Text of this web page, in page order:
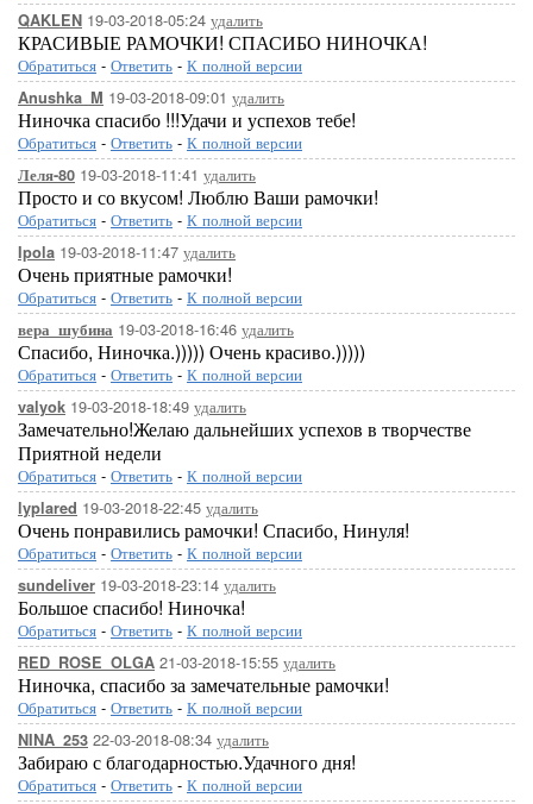
QAKLEN 19-03-2018-05:24 удалить
КРАСИВЫЕ РАМОЧКИ! СПАСИБО НИНОЧКА!
Обратиться - Ответить - К полной версии
Anushka_M 19-03-2018-09:01 удалить
Ниночка спасибо !!!Удачи и успехов тебе!
Обратиться - Ответить - К полной версии
Леля-80 19-03-2018-11:41 удалить
Просто и со вкусом! Люблю Ваши рамочки!
Обратиться - Ответить - К полной версии
Ipola 19-03-2018-11:47 удалить
Очень приятные рамочки!
Обратиться - Ответить - К полной версии
вера_шубина 19-03-2018-16:46 удалить
Спасибо, Ниночка.))))) Очень красиво.)))))
Обратиться - Ответить - К полной версии
valyok 19-03-2018-18:49 удалить
Замечательно!Желаю дальнейших успехов в творчестве
Приятной недели
Обратиться - Ответить - К полной версии
lyplared 19-03-2018-22:45 удалить
Очень понравились рамочки! Спасибо, Нинуля!
Обратиться - Ответить - К полной версии
sundeliver 19-03-2018-23:14 удалить
Большое спасибо! Ниночка!
Обратиться - Ответить - К полной версии
RED_ROSE_OLGA 21-03-2018-15:55 удалить
Ниночка, спасибо за замечательные рамочки!
Обратиться - Ответить - К полной версии
NINA_253 22-03-2018-08:34 удалить
Забираю с благодарностью.Удачного дня!
Обратиться - Ответить - К полной версии